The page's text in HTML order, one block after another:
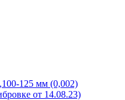
125 мм (0,002)
от 14.08.23)